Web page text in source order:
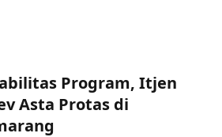
Program, Itjen
Asta Protas di